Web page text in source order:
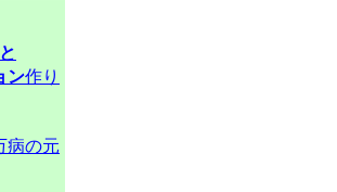
ン作り
病の元